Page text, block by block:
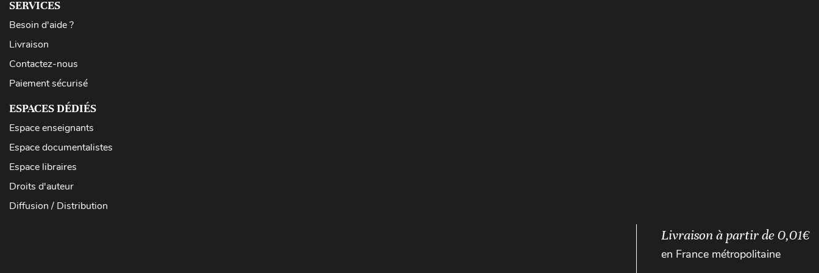
SERVICES
Besoin d'aide ?
Livraison
Contactez-nous
Paiement sécurisé
ESPACES DÉDIÉS
Espace enseignants
Espace documentalistes
Espace libraires
Droits d'auteur
Diffusion / Distribution
Livraison à partir de 0,01€
en France métropolitaine